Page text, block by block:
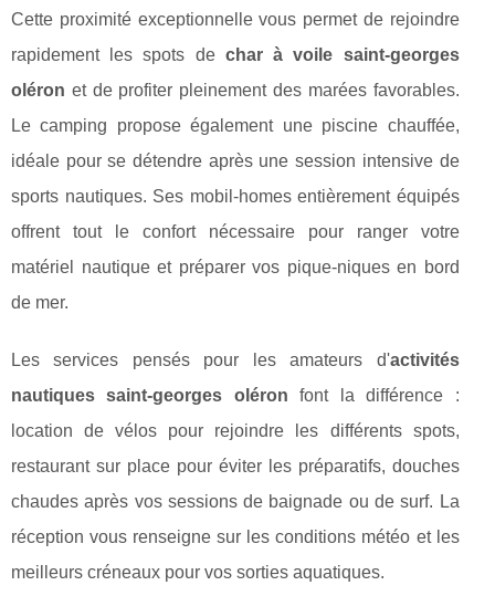
Cette proximité exceptionnelle vous permet de rejoindre
rapidement les spots de char à voile saint-georges
oléron et de profiter pleinement des marées favorables.
Le camping propose également une piscine chauffée,
idéale pour se détendre après une session intensive de
sports nautiques. Ses mobil-homes entièrement équipés
offrent tout le confort nécessaire pour ranger votre
matériel nautique et préparer vos pique-niques en bord
de mer.
Les services pensés pour les amateurs d'activités
nautiques saint-georges oléron font la différence :
location de vélos pour rejoindre les différents spots,
restaurant sur place pour éviter les préparatifs, douches
chaudes après vos sessions de baignade ou de surf. La
réception vous renseigne sur les conditions météo et les
meilleurs créneaux pour vos sorties aquatiques.